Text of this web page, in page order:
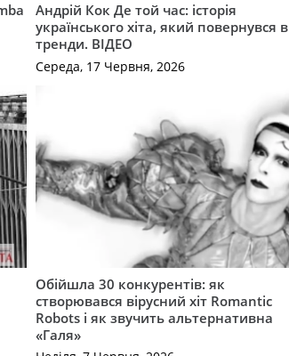
Андрій Кок Де той час: історія
українського хіта, який повернувся в
тренди. ВІДЕО
Середа, 17 Червня, 2026
Обійшла 30 конкурентів: як
створювався вірусний хіт Romantic
Robots і як звучить альтернативна
«Галя»